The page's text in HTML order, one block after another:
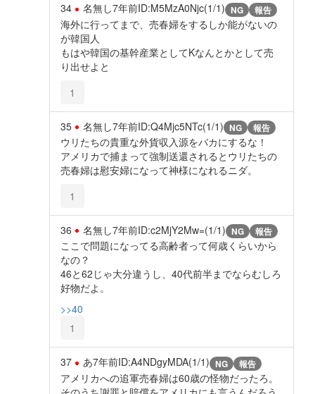
34 名無し7年前ID:M5MzA0Njc(1/1) NG 報告
海外に行ってまで、売春婦をするしか能がないの
が韓国人
もはや韓国の基幹産業としてKなんとかとして売
り出せよと
1
35 名無し7年前ID:Q4Mjc5NTc(1/1) NG 報告
ウリたちの貴重な外貨収入源をバカにするな！
アメリカで捕まって強制送還されるとウリたちの
売春婦は慰安婦になって神様になれるニダ。
1
36 名無し7年前ID:c2MjY2Mw=(1/1) NG 報告
ここで問題になってる高齢者って何歳くらいから
なの？
46と62じゃ大分違うし、40代前半までならむしろ
好物だよ。
>>40
1
37 あ7年前ID:A4NDgyMDA(1/1) NG 報告
アメリカへの追軍売春婦は60歳の怪物だったろ。